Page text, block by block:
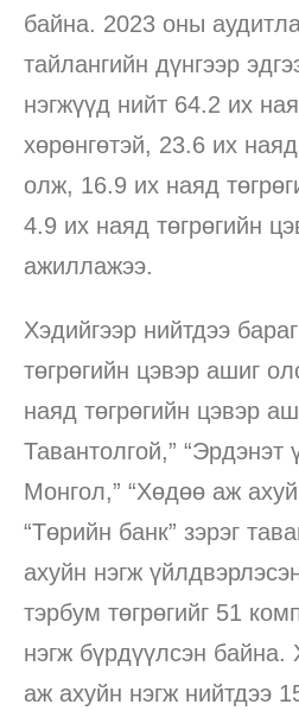
байна. 2023 оны
тайлангийн дүнгээр
нэгжүүд нийт 64.2 их
хөрөнгөтэй, 23.6 их
олж, 16.9 их наяд
4.9 их наяд төгрөгийн
ажиллажээ.
Хэдийгээр нийтдээ
төгрөгийн цэвэр ашиг
наяд төгрөгийн цэвэр
Тавантолгой,” “Эрдэнэт
Монгол,” “Хөдөө аж
“Төрийн банк” зэрэг
ахуйн нэгж
тэрбум төгрөгийг 51
нэгж бүрдүүлсэн
аж ахуйн нэгж нийтдээ